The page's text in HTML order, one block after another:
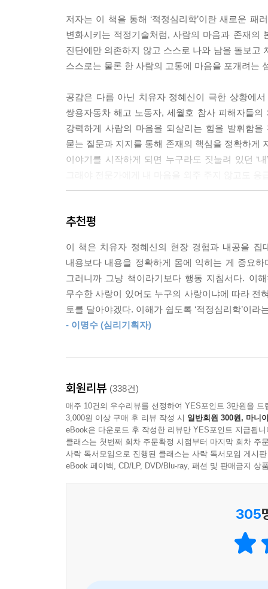
---「1-4 만성적 ‘나’ 기근에 시달리는 사람들」중에
슬픔이나 무기력, 외로움 같은 감정도 날씨와 비
울은 도저히 넘을 수 없을 것 같은 높고 단단한 벽
이 아닌 삶의 보편적 바탕색이다. 병이 아니라 삶
옥 안에 갇혀 살 것처럼 느껴지기도 한다. 아득하
도움은 일상에 밀착된 ‘도움이 되는 도움’이어야 한
---「2-3 우울은 삶의 보편적 바탕색 」중에서
하면서도 여전히 마음은 불안하고 외로울 수 있
항상 옳다. ‘나’라는 존재의 핵심이 위치한 곳은
필요한 상황인지 아닌지도 감정에 따라야 마땅하다.
---「2-5 사라져가는 ‘나’를 소생시키는 심리적
공감에 대한 통념이 있다. 공감은 타고나는 것이
감력 넘치는 사람이고 그렇지 않다면 공감력이
을 알아야 제대로 된 공감이다.
속마음으로 찾아 들어가다 보면 캄캄한 곳에서
다가 그의 깊은 속마음 이야기로 들어가려면 그
은 세월이 필요하겠는가. 그러나 벽 어딘가에 있
이다. 존재의 감정이나 느낌에 정확하게 눈을 포
국가의 국경처럼 사람과 사람 사이에도 경계가
저자는 이 책을 통해 ‘적정심리학’이란 새로운
변화시키는 적정기술처럼, 사람의 마음과 존재의
진단에만 의존하지 않고 스스로 나와 남을 돌보고
스스로는 물론 한 사람의 고통에 마음을 포개려는
공감은 다름 아닌 치유자 정혜신이 극한 상황에
쌍용자동차 해고 노동자, 세월호 참사 피해자들
강력하게 사람의 마음을 되살리는 힘을 발휘함
묻는 질문과 지지를 통해 존재의 핵심을 정확하게
이야기를 시작하게 되면 누구라도 짓눌려 있던 ‘
2장에서는 우울증 등 진단이 남발되고 일상이 외
정확성을 높이는 경계 짓기를 제안한다. 5장에서
6장에서는 존재를 살리는 ‘한 사람’이 되기 위하
인간다운 삶을 위해 배워야 할 공감과 경계의 기술
사랑받고 인정받길 원하는 마음은 사람의 ‘본
착각과 통념을 깨며, 정확하게 도움 되는 공감이
특히 저자는 공감의 과정에서 대상의 마음에 앞
것 사이의 건강한 경계를 세우고, 공감을 방해
강조한다. 결국 진정한 공감은 타고나는 것이 아
이 책은 사람의 마음에 대한 통찰과 치유 내공을
현장 경험과 육성을 통한 사례로 뒷받침한다. 또
순간으로 만든다. 가정에서 직장에서 사회에서
추천평
이 책은 치유자 정혜신의 현장 경험과 내공을 집
내용보다 내용을 정확하게 몸에 익히는 게 중요
그러니까 그냥 책이라기보다 행동 지침서다. 이
무수한 사랑이 있어도 누구의 사랑이냐에 따라 전
토를 달아야겠다. 이해가 쉽도록 ‘적정심리학’이라
- 이명수 (심리기획자)
회원리뷰 (338건)
매주 10건의 우수리뷰를 선정하여 YES포인트 3만원을 드
3,000원 이상 구매 후 리뷰 작성 시 일반회원 300원, 마니
eBook은 다운로드 후 작성한 리뷰만 YES포인트 지급됩니
클래스는 첫번째 회차 주문확정 시점부터 마지막 회차 주
사락 독서모임으로 진행된 클래스는 사락 독서모임 게시
eBook 페이백, CD/LP, DVD/Blu-ray, 패션 및 판매금지 상
305